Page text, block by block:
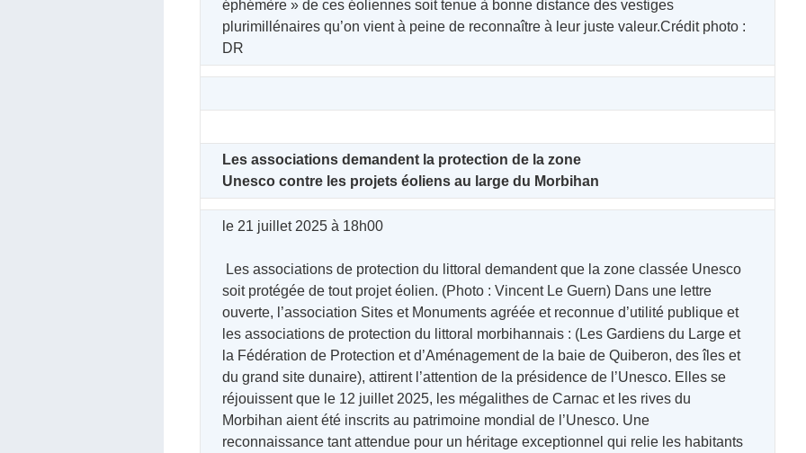
éphémère » de ces éoliennes soit tenue à bonne distance des vestiges
plurimillénaires qu’on vient à peine de reconnaître à leur juste valeur.Crédit photo :
DR
Les associations demandent la protection de la zone
Unesco contre les projets éoliens au large du Morbihan
‍le 21 juillet 2025 à 18h00
Les associations de protection du littoral demandent que la zone classée Unesco
soit protégée de tout projet éolien. (Photo : Vincent Le Guern) Dans une lettre
ouverte, l’association Sites et Monuments agréée et reconnue d’utilité publique et
les associations de protection du littoral morbihannais : (Les Gardiens du Large et
la Fédération de Protection et d’Aménagement de la baie de Quiberon, des îles et
du grand site dunaire), attirent l’attention de la présidence de l’Unesco. Elles se
réjouissent que le 12 juillet 2025, les mégalithes de Carnac et les rives du
Morbihan aient été inscrits au patrimoine mondial de l’Unesco. Une
reconnaissance tant attendue pour un héritage exceptionnel qui relie les habitants